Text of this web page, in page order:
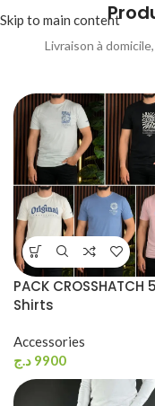
Skip to main content
Livraison à
PACK CROSSHATCH
Shirts
Accessories
9900 د.ج